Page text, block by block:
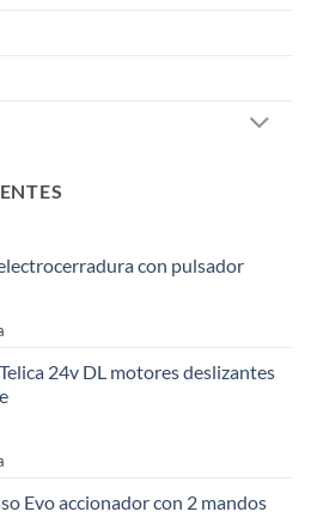
con pulsador
24v DL motores deslizantes
Evo accionador con 2 mandos